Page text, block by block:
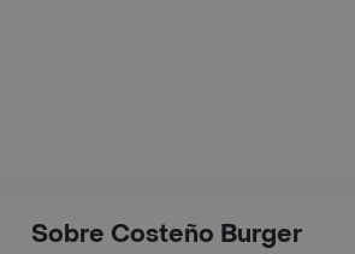
Sobre Costeño Burger